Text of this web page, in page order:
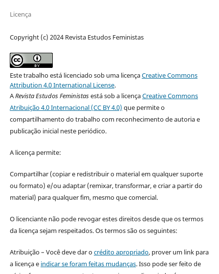
Licença
Copyright (c) 2024 Revista Estudos Feministas
Este trabalho está licenciado sob uma licençaCreative Commons
Attribution 4.0 International License.
ARevista Estudos Feministasestá sob a licençaCreative Commons
Atribuição 4.0 Internacional (CC BY 4.0) que permite o
compartilhamento do trabalho com reconhecimento de autoria e
publicação inicial neste periódico.
A licença permite:
Compartilhar (copiar e redistribuir o material em qualquer suporte
ou formato) e/ou adaptar (remixar, transformar, e criar a partir do
material) para qualquer fim, mesmo que comercial.
O licenciante não pode revogar estes direitos desde que os termos
da licença sejam respeitados. Os termos são os seguintes:
Atribuição – Você deve dar ocrédito apropriado, prover um link para
a licença e indicar se foram feitas mudanças. Isso pode ser feito de